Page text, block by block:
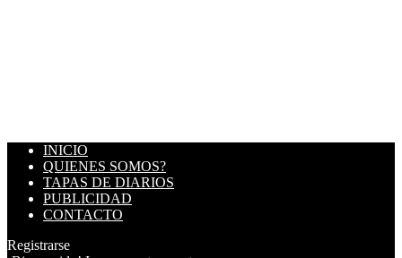
INICIO
QUIENES SOMOS?
TAPAS DE DIARIOS
PUBLICIDAD
CONTACTO
Registrarse